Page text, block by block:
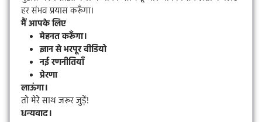
हर संभव प्रयास करूँगा।
मैं आपके लिए
मेहनत करूँगा।
ज्ञान से भरपूर वीडियो
नई रणनीतियाँ
प्रेरणा
लाऊंगा।
तो मेरे साथ जरूर जुड़ें!
धन्यवाद।